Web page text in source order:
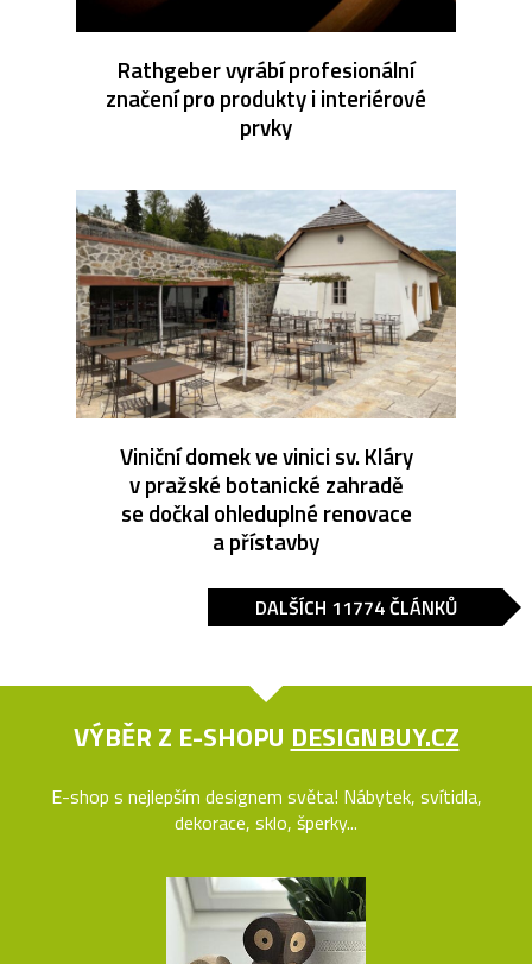
Rathgeber vyrábí profesionální
značení pro produkty i interiérové
prvky
Viniční domek ve vinici sv. Kláry
v pražské botanické zahradě
se dočkal ohleduplné renovace
a přístavby
DALŠÍCH 11774 ČLÁNKŮ
VÝBĚR Z E-SHOPU DESIGNBUY.CZ
E-shop s nejlepším designem světa! Nábytek, svítidla,
dekorace, sklo, šperky...